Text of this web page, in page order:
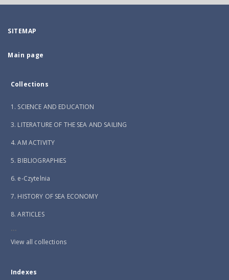
SITEMAP
Main page
Collections
1. SCIENCE AND EDUCATION
3. LITERATURE OF THE SEA AND SAILING
4. AM ACTIVITY
5. BIBLIOGRAPHIES
6. e-Czytelnia
7. HISTORY OF SEA ECONOMY
8. ARTICLES
...
View all collections
Indexes